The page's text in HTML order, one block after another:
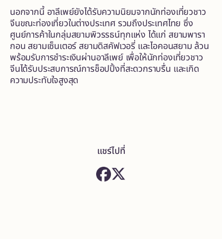
นอกจากนี้ อาลีเพย์ยังได้รับความนิยมจากนักท่องเที่ยวชาว
จีนขณะท่องเที่ยวในต่างประเทศ รวมถึงประเทศไทย ซึ่ง
ศูนย์การค้าในกลุ่มสยามพิวรรธน์ทุกแห่ง ได้แก่ สยามพารา
กอน สยามเซ็นเตอร์ สยามดิสคัฟเวอรี่ และไอคอนสยาม ล้วน
พร้อมรับการชำระเงินผ่านอาลีเพย์ เพื่อให้นักท่องเที่ยวชาว
จีนได้รับประสบการณ์การช็อปปิ้งที่สะดวกราบรื่น และเกิด
ความประทับใจสูงสุด
แชร์ไปที่